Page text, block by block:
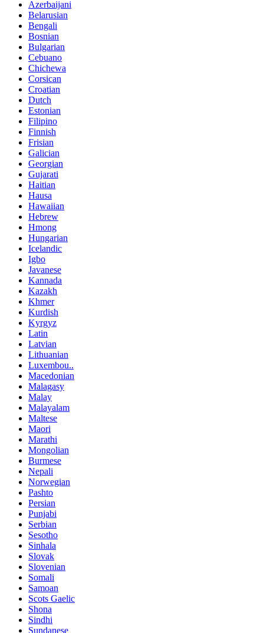
Azerbaijani
Belarusian
Bengali
Bosnian
Bulgarian
Cebuano
Chichewa
Corsican
Croatian
Dutch
Estonian
Filipino
Finnish
Frisian
Galician
Georgian
Gujarati
Haitian
Hausa
Hawaiian
Hebrew
Hmong
Hungarian
Icelandic
Igbo
Javanese
Kannada
Kazakh
Khmer
Kurdish
Kyrgyz
Latin
Latvian
Lithuanian
Luxembou..
Macedonian
Malagasy
Malay
Malayalam
Maltese
Maori
Marathi
Mongolian
Burmese
Nepali
Norwegian
Pashto
Persian
Punjabi
Serbian
Sesotho
Sinhala
Slovak
Slovenian
Somali
Samoan
Scots Gaelic
Shona
Sindhi
Sundanese